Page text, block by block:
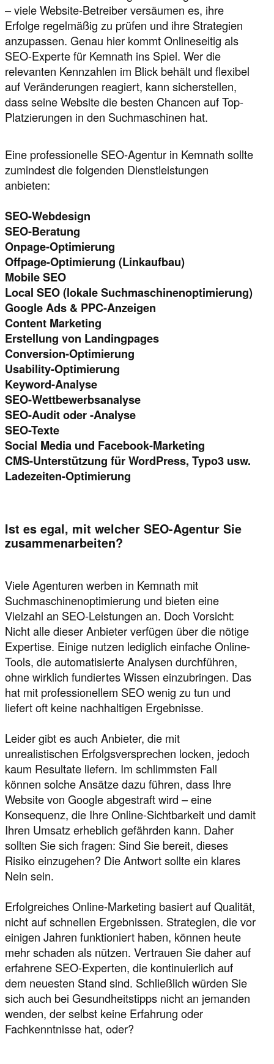
– viele Website-Betreiber versäumen es, ihre
Erfolge regelmäßig zu prüfen und ihre Strategien
anzupassen. Genau hier kommt Onlineseitig als
SEO-Experte für Kemnath ins Spiel. Wer die
relevanten Kennzahlen im Blick behält und flexibel
auf Veränderungen reagiert, kann sicherstellen,
dass seine Website die besten Chancen auf Top-
Platzierungen in den Suchmaschinen hat.
Eine professionelle SEO-Agentur in Kemnath sollte
zumindest die folgenden Dienstleistungen
anbieten:
SEO-Webdesign
SEO-Beratung
Onpage-Optimierung
Offpage-Optimierung (Linkaufbau)
Mobile SEO
Local SEO (lokale Suchmaschinenoptimierung)
Google Ads & PPC-Anzeigen
Content Marketing
Erstellung von Landingpages
Conversion-Optimierung
Usability-Optimierung
Keyword-Analyse
SEO-Wettbewerbsanalyse
SEO-Audit oder -Analyse
SEO-Texte
Social Media und Facebook-Marketing
CMS-Unterstützung für WordPress, Typo3 usw.
Ladezeiten-Optimierung
Ist es egal, mit welcher SEO-Agentur Sie
zusammenarbeiten?
Viele Agenturen werben in Kemnath mit
Suchmaschinenoptimierung und bieten eine
Vielzahl an SEO-Leistungen an. Doch Vorsicht:
Nicht alle dieser Anbieter verfügen über die nötige
Expertise. Einige nutzen lediglich einfache Online-
Tools, die automatisierte Analysen durchführen,
ohne wirklich fundiertes Wissen einzubringen. Das
hat mit professionellem SEO wenig zu tun und
liefert oft keine nachhaltigen Ergebnisse.
Leider gibt es auch Anbieter, die mit
unrealistischen Erfolgsversprechen locken, jedoch
kaum Resultate liefern. Im schlimmsten Fall
können solche Ansätze dazu führen, dass Ihre
Website von Google abgestraft wird – eine
Konsequenz, die Ihre Online-Sichtbarkeit und damit
Ihren Umsatz erheblich gefährden kann. Daher
sollten Sie sich fragen: Sind Sie bereit, dieses
Risiko einzugehen? Die Antwort sollte ein klares
Nein sein.
Erfolgreiches Online-Marketing basiert auf Qualität,
nicht auf schnellen Ergebnissen. Strategien, die vor
einigen Jahren funktioniert haben, können heute
mehr schaden als nützen. Vertrauen Sie daher auf
erfahrene SEO-Experten, die kontinuierlich auf
dem neuesten Stand sind. Schließlich würden Sie
sich auch bei Gesundheitstipps nicht an jemanden
wenden, der selbst keine Erfahrung oder
Fachkenntnisse hat, oder?